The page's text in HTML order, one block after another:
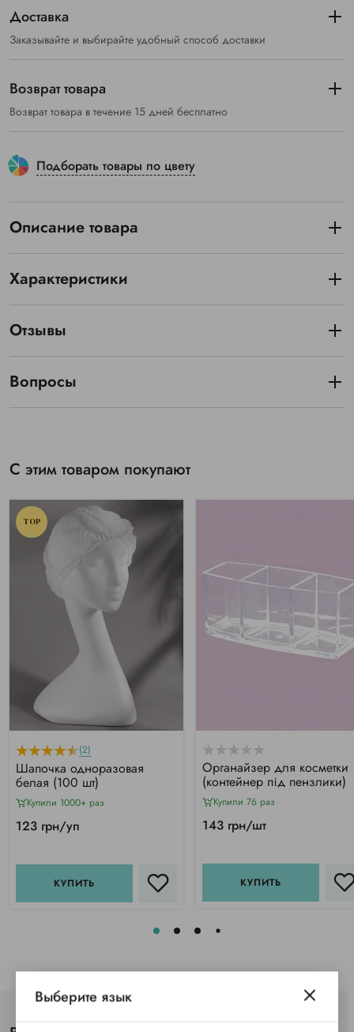
Доставка
Заказывайте и выбирайте удобный способ доставки
Возврат товара
Возврат товара в течение 15 дней бесплатно
Подборать товары по цвету
Описание товара
Характеристики
Отзывы
Вопросы
С этим товаром покупают
TOP
(2)
Шапочка одноразовая
белая (100 шт)
Купили 1000+ раз
123 грн/уп
КУПИТЬ
Органайзер для косметки
(контейнер під пензлики)
Купили 76 раз
143 грн/шт
КУПИТЬ
Выберите язык